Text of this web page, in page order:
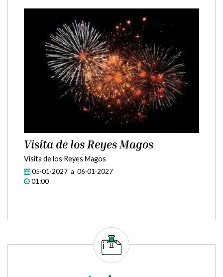
Agenda
05·01·2027 a 06·01·2027